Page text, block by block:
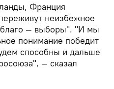
Франция
неизбежное
благо — выборы". "И мы
понимание победит
способны и дальше
— сказал